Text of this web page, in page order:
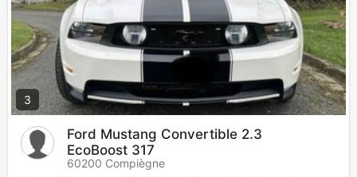
3
Ford Mustang Convertible 2.3
EcoBoost 317
60200 Compiègne